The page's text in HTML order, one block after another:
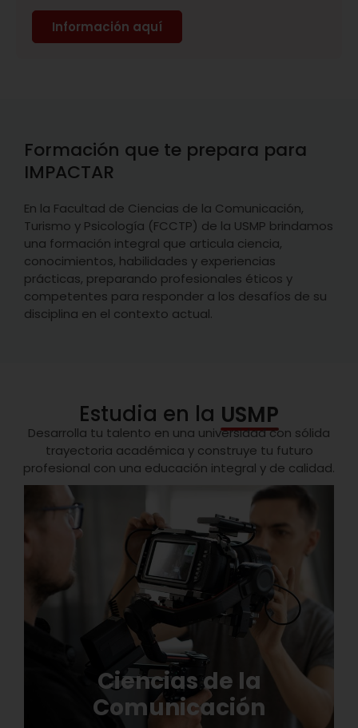
Información aquí
Formación que te prepara para
IMPACTAR
En la Facultad de Ciencias de la Comunicación,
Turismo y Psicología (FCCTP) de la USMP brindamos
una formación integral que articula ciencia,
conocimientos, habilidades y experiencias
prácticas, preparando profesionales éticos y
competentes para responder a los desafíos de su
disciplina en el contexto actual.
Estudia en la USMP
Desarrolla tu talento en una universidad con sólida
trayectoria académica y construye tu futuro
profesional con una educación integral y de calidad.
Ciencias de la
Comunicación